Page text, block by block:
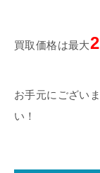
買取価格は最大
お手元にござい
い！